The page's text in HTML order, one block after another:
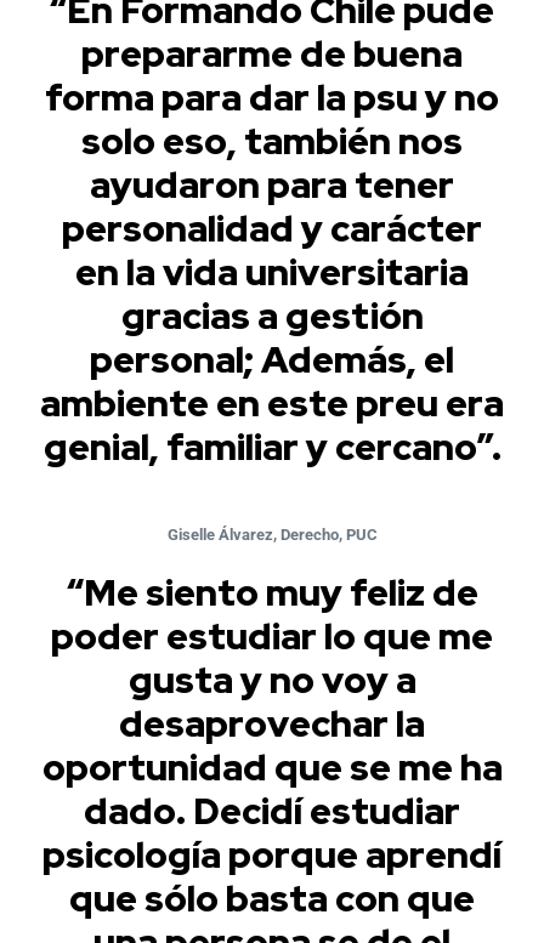
prepararme de buena
forma para dar la psu y no
solo eso, también nos
ayudaron para tener
personalidad y carácter
en la vida universitaria
gracias a gestión
personal; Además, el
ambiente en este preu era
genial, familiar y cercano”.
Giselle Álvarez, Derecho, PUC
“Me siento muy feliz de
poder estudiar lo que me
gusta y no voy a
desaprovechar la
oportunidad que se me ha
dado. Decidí estudiar
psicología porque aprendí
que sólo basta con que